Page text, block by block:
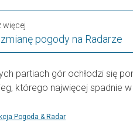
pogody na Radarze
więcej
partiach gór ochłodzi się
którego najwięcej spadnie
Pogoda & Radar